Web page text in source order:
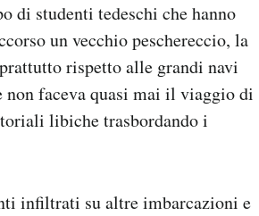
di studenti tedeschi che hanno
un vecchio peschereccio, la
rispetto alle grandi navi
non faceva quasi mai il viaggio di
libiche trasbordando i
infiltrati su altre imbarcazioni e